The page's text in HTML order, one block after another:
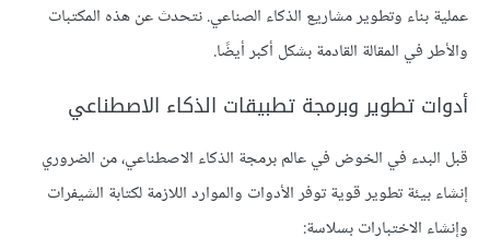
عملية بناء وتطوير مشاريع الذكاء الصناعي. نتحدث عن هذه المكتبات
والأطر في المقالة القادمة بشكل أكبر أيضًا.
أدوات تطوير وبرمجة تطبيقات الذكاء الاصطناعي
قبل البدء في الخوض في عالم برمجة الذكاء الاصطناعي، من الضروري
إنشاء بيئة تطوير قوية توفر الأدوات والموارد اللازمة لكتابة الشيفرات
وإنشاء الاختبارات بسلاسة: